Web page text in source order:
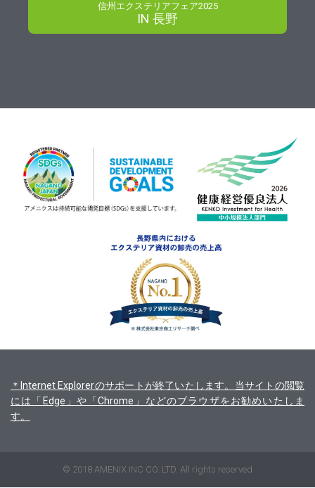
信州エクステリアフェア2025
IN 長野
＊Internet Explorerのサポートが終了いたします。当サイトの閲覧
には「Edge」や「Chrome」などのブラウザをお勧めいたしま
す。
© 2018 AMENIX INC CO. LTD. All rights reserved